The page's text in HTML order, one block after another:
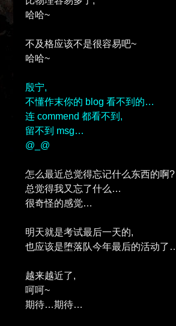
哈哈~
不及格应该不是很容易吧~
哈哈~
殷宁,
不懂作末你的 blog 看不到的…
连 commend 都看不到,
留不到 msg…
@_@
怎么最近总觉得忘记什么东西的啊?
总觉得我又忘了什么…
很奇怪的感觉…
明天就是考试最后一天的,
也应该是堕落队今年最后的活动了
越来越近了,
呵呵~
期待…期待…